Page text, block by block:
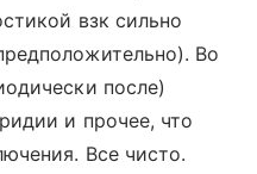
взк сильно
Во
после)
и прочее, что
Все чисто.